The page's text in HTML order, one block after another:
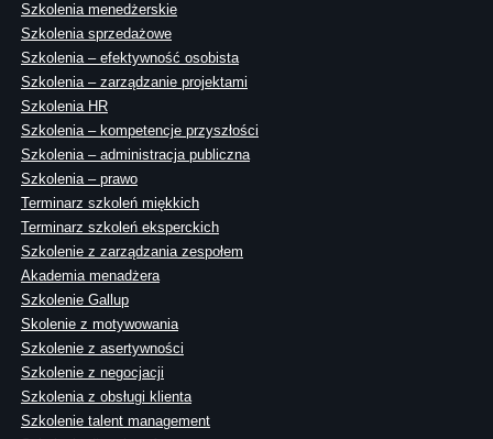
Szkolenia menedżerskie
Szkolenia sprzedażowe
Szkolenia – efektywność osobista
Szkolenia – zarządzanie projektami
Szkolenia HR
Szkolenia – kompetencje przyszłości
Szkolenia – administracja publiczna
Szkolenia – prawo
Terminarz szkoleń miękkich
Terminarz szkoleń eksperckich
Szkolenie z zarządzania zespołem
Akademia menadżera
Szkolenie Gallup
Skolenie z motywowania
Szkolenie z asertywności
Szkolenie z negocjacji
Szkolenia z obsługi klienta
Szkolenie talent management